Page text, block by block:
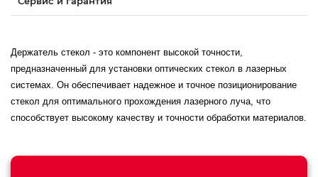
Держатель стекол - это компонент высокой точности,
предназначенный для установки оптических стекол в лазерных
системах. Он обеспечивает надежное и точное позиционирование
стекол для оптимального прохождения лазерного луча, что
способствует высокому качеству и точности обработки материалов.